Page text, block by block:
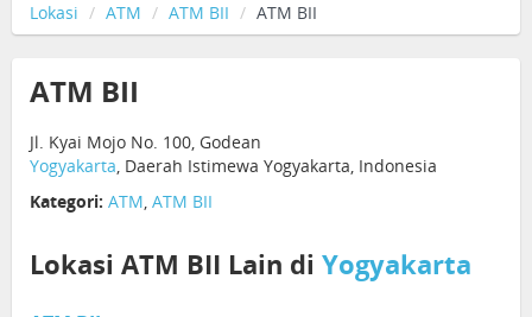
Lokasi ATM ATM BII ATM BII
ATM BII
Jl. Kyai Mojo No. 100, Godean
Yogyakarta, Daerah Istimewa Yogyakarta, Indonesia
Kategori: ATM, ATM BII
Lokasi ATM BII Lain di Yogyakarta